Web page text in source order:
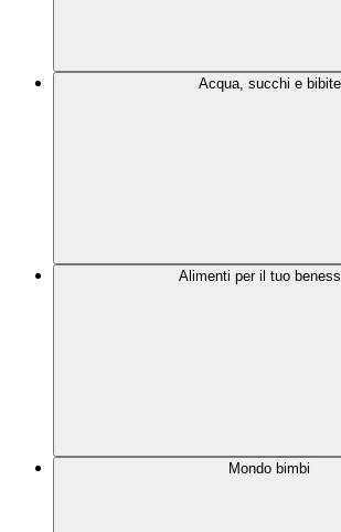
Acqua, succhi e bibite
Alimenti per il tuo
Mondo bimbi